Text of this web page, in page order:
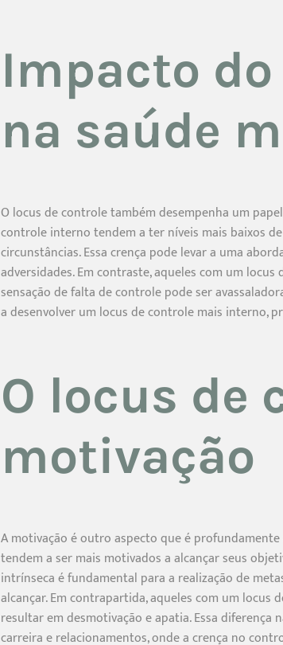
Impacto
na saúde
O locus de controle também desempenha um
controle interno tendem a ter níveis mais baixos
circunstâncias. Essa crença pode levar a uma
adversidades. Em contraste, aqueles com um
sensação de falta de controle pode ser
a desenvolver um locus de controle mais interno,
O locus de
motivação
A motivação é outro aspecto que é
tendem a ser mais motivados a alcançar seus
intrínseca é fundamental para a realização de
alcançar. Em contrapartida, aqueles com um
resultar em desmotivação e apatia. Essa diferença
carreira e relacionamentos, onde a crença no